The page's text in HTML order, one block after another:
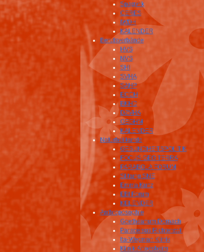
Spagyrik
CERES
IWDH
KALENDER
Berufsverbände
HVS
NVS
SHI
SVHA
SAHP
ECCH
BKHD
DZVHA
OEGHM
KALENDER
Naturheilkunde
GESUNDHEITSPOLITIK
FOCUS GEO TERRA
PARABOLA FORUM
Stiftung SNE
Emma Kunz
EBI Forum
KELENDER
Anthroposophie
Goetheanum Dornach
Paracelsus Richterswil
Ita-Wegman Klinik
Klinik Arlöesheim